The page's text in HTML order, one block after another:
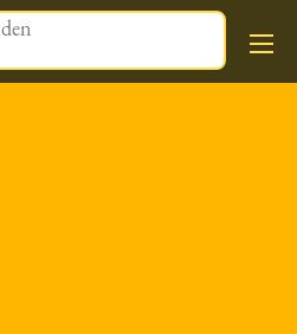
Magazin